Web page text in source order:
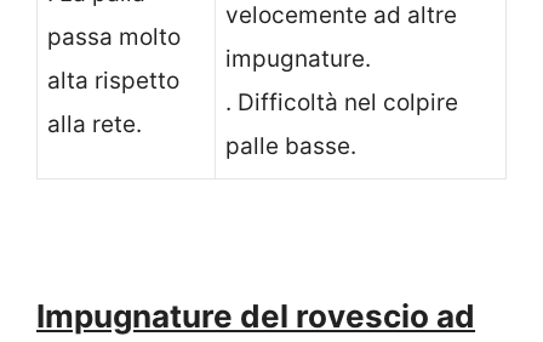
passa molto
alta rispetto
alla rete.
velocemente ad altre
impugnature.
. Difficoltà nel colpire
palle basse.
Impugnature del rovescio ad